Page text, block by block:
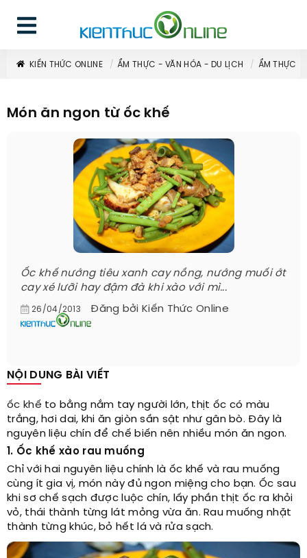
KIẾN THỨC ONLINE ẨM THỰC - VĂN HÓA - DU LỊCH ẨM THỰC
Món ăn ngon từ ốc khế
Ốc khế nướng tiêu xanh cay nồng, nướng muối ớt
cay xé lưỡi hay đậm đà khi xào với mì...
26/04/2013 Đăng bởi Kiến Thức Online
NỘI DUNG BÀI VIẾT
ốc khế to bằng nắm tay người lớn, thịt ốc có màu
trắng, hơi dai, khi ăn giòn sần sật như gân bò. Đây là
nguyên liệu chín để chế biến nên nhiều món ăn ngon.
1. Ốc khế xào rau muống
Chỉ với hai nguyên liệu chính là ốc khế và rau muống
cùng ít gia vị, món này đủ ngon miệng cho bạn. Ốc sau
khi sơ chế sạch được luộc chín, lấy phần thịt ốc ra khỏi
vỏ, thái thành từng lát mỏng vừa ăn. Rau muống nhặt
thành từng khúc, bỏ hết lá và rửa sạch.